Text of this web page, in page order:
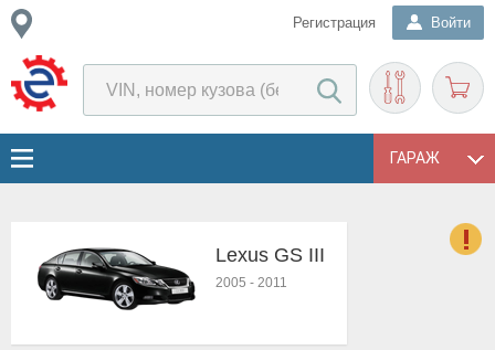
Регистрация Войти
ГАРАЖ
Lexus GS III
2005 - 2011